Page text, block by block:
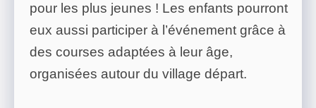
pour les plus jeunes ! Les enfants pourront
eux aussi participer à l’événement grâce à
des courses adaptées à leur âge,
organisées autour du village départ.